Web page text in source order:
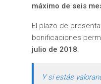
máximo de seis
El plazo de
bonificaciones
julio de 2018.
Y si estás